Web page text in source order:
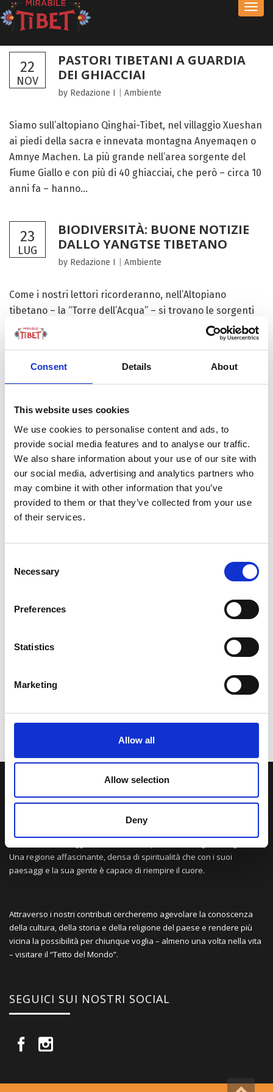
Consent Details About
This website uses cookies
We use cookies to personalise content and ads, to
provide social media features and to analyse our traffic.
We also share information about your use of our site with
our social media, advertising and analytics partners who
may combine it with other information that you’ve
provided to them or that they’ve collected from your use
of their services.
Selection
Necessary
Preferences
Statistics
Marketing
Allow all
Allow selection
Deny
22
NOV
PASTORI TIBETANI A GUARDIA
DEI GHIACCIAI
by Redazione I Ambiente
Siamo sull’altopiano Qinghai-Tibet, nel villaggio Xueshan
ai piedi della sacra e innevata montagna Anyemaqen o
Amnye Machen. La più grande nell’area sorgente del
Fiume Giallo e con più di 40 ghiacciai, che però – circa 10
anni fa – hanno...
23
LUG
BIODIVERSITÀ: BUONE NOTIZIE
DALLO YANGTSE TIBETANO
by Redazione I Ambiente
Come i nostri lettori ricorderanno, nell’Altopiano
tibetano – la “Torre dell’Acqua” – si trovano le sorgenti
di 6 grandi fiumi vitali per altrettanti Paesi. Tra questi,
Yangtse (il Fiume Azzurro), sotto osservazione e cura da
SULLA VETTA DELLO XIZANG, DOVE IL VENTO
SOFFIA LO SPIRITO DI BUDDHA
LA NOSTRA MISSION
Una regione affascinante, densa di spiritualità che con i suoi
paesaggi e la sua gente è capace di riempire il cuore.
Attraverso i nostri contributi cercheremo agevolare la conoscenza
della cultura, della storia e della religione del paese e rendere più
vicina la possibilità per chiunque voglia – almeno una volta nella vita
– visitare il “Tetto del Mondo”.
SEGUICI SUI NOSTRI SOCIAL